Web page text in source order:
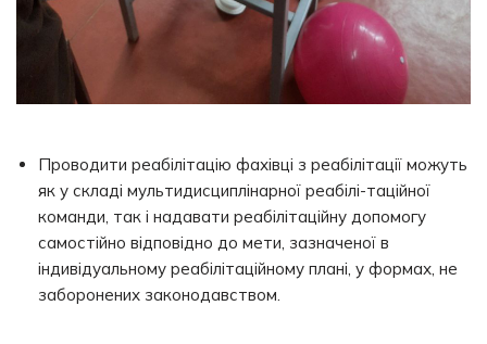
Проводити реабілітацію фахівці з реабілітації можуть
як у складі мультидисциплінарної реабілі-таційної
команди, так і надавати реабілітаційну допомогу
самостійно відповідно до мети, зазначеної в
індивідуальному реабілітаційному плані, у формах, не
заборонених законодавством.